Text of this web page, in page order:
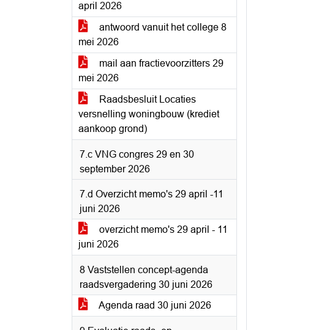
april 2026
antwoord vanuit het college 8
mei 2026
mail aan fractievoorzitters 29
mei 2026
Raadsbesluit Locaties
versnelling woningbouw (krediet
aankoop grond)
7.c VNG congres 29 en 30
september 2026
7.d Overzicht memo's 29 april -11
juni 2026
overzicht memo's 29 april - 11
juni 2026
8 Vaststellen concept-agenda
raadsvergadering 30 juni 2026
Agenda raad 30 juni 2026